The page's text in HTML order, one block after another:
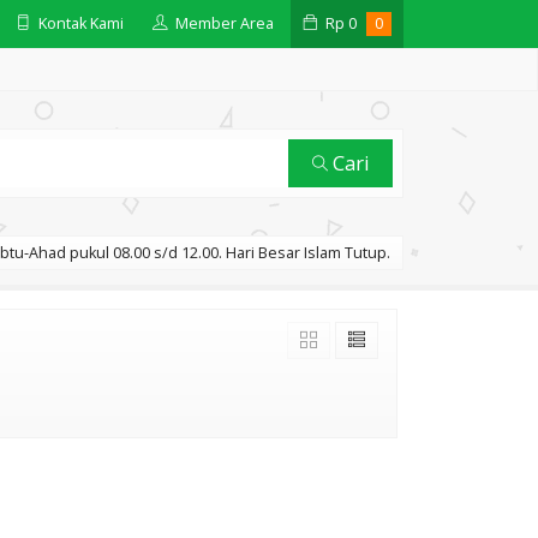
Kontak Kami Member Area Rp 0 0
Cari
Ahad pukul 08.00 s/d 12.00. Hari Besar Islam Tutup.